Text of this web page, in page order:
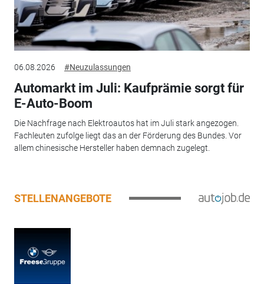
06.08.2026 #Neuzulassungen
Automarkt im Juli: Kaufprämie sorgt für
E-Auto-Boom
Die Nachfrage nach Elektroautos hat im Juli stark angezogen.
Fachleuten zufolge liegt das an der Förderung des Bundes. Vor
allem chinesische Hersteller haben demnach zugelegt.
STELLENANGEBOTE